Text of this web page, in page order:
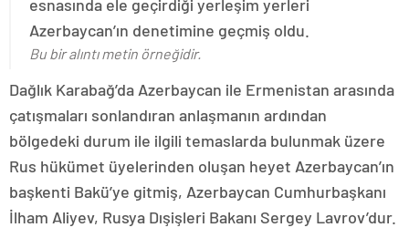
esnasında ele geçirdiği yerleşim yerleri
Azerbaycan’ın denetimine geçmiş oldu.
Bu bir alıntı metin örneğidir.
Dağlık Karabağ’da Azerbaycan ile Ermenistan arasında
çatışmaları sonlandıran anlaşmanın ardından
bölgedeki durum ile ilgili temaslarda bulunmak üzere
Rus hükümet üyelerinden oluşan heyet Azerbaycan’ın
başkenti Bakü’ye gitmiş, Azerbaycan Cumhurbaşkanı
İlham Aliyev, Rusya Dışişleri Bakanı Sergey Lavrov’dur.